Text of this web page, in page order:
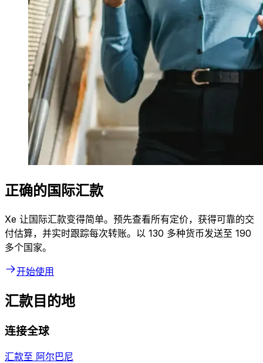
正确的国际汇款
Xe 让国际汇款变得简单。预先查看所有定价，获得可靠的交
付估算，并实时跟踪每次转账。以 130 多种货币发送至 190
多个国家。
开始使用
汇款目的地
连接全球
汇款至 阿尔巴尼